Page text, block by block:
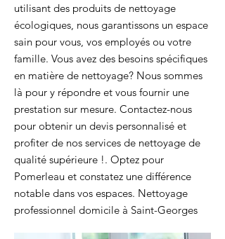
utilisant des produits de nettoyage
écologiques, nous garantissons un espace
sain pour vous, vos employés ou votre
famille. Vous avez des besoins spécifiques
en matière de nettoyage? Nous sommes
là pour y répondre et vous fournir une
prestation sur mesure. Contactez-nous
pour obtenir un devis personnalisé et
profiter de nos services de nettoyage de
qualité supérieure !. Optez pour
Pomerleau et constatez une différence
notable dans vos espaces. Nettoyage
professionnel domicile à Saint-Georges